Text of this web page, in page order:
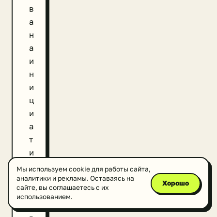
в
а
н
а
и
н
и
ц
и
а
т
и
в
н
а
Мы используем cookie для работы сайта,
аналитики и рекламы. Оставаясь на
сайте, вы соглашаетесь с их
использованием.
Хорошо